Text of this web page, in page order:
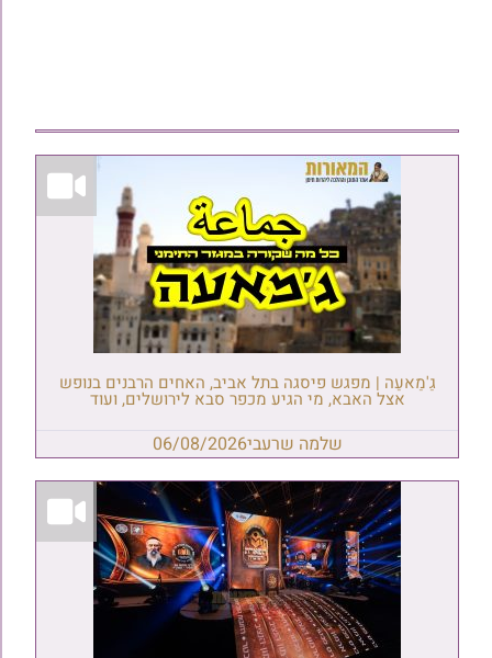
גַ'מַאעַה | מפגש פיסגה בתל אביב, האחים הרבנים בנופש
אצל האבא, מי הגיע מכפר סבא לירושלים, ועוד
שלמה שרעבי06/08/2026